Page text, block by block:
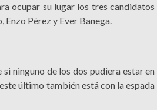
ocupar su lugar los tres candidatos
Enzo Pérez y Ever Banega.
ninguno de los dos pudiera estar en
último también está con la espada